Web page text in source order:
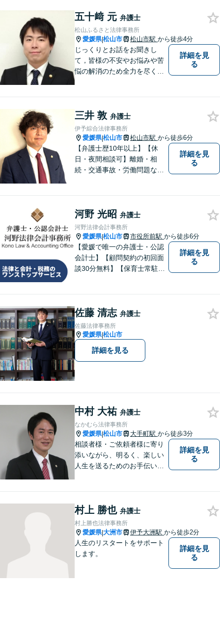
い！
五十﨑 元 弁護士
松山ふるさと法律事務所
愛媛県|松山市 松山市駅 から徒歩4分
じっくりとお話をお聞きし
て，皆様の不安やお悩みや苦
悩の解消のため全力を尽くし
詳細を見
る
三井 敦 弁護士
伊予綜合法律事務所
愛媛県|松山市 松山市駅 から徒歩6分
【弁護士歴10年以上】【休
日・夜間相談可】離婚・相
続・交通事故・労働問題など
指します【オンライン相談
可】【松山市駅徒歩8分】
詳細を見
る
河野 光昭 弁護士
河野法律会計事務所
愛媛県|松山市 市役所前駅 から徒歩6分
【愛媛で唯一の弁護士・公認
会計士】【顧問契約の初回面
談30分無料】【保育士常駐】
せください。
詳細を見
る
佐藤 清志 弁護士
佐藤法律事務所
愛媛県|松山市
詳細を見る
中村 大祐 弁護士
なかむら法律事務所
愛媛県|松山市 大手町駅 から徒歩3分
相談者様・ご依頼者様に寄り
添いながら、明るく、楽しい
人生を送るためのお手伝いを
詳細を見
る
村上 勝也 弁護士
村上勝也法律事務所
愛媛県|大洲市 伊予大洲駅 から徒歩2分
人生のリスタートをサポート
します。
詳細を見
る